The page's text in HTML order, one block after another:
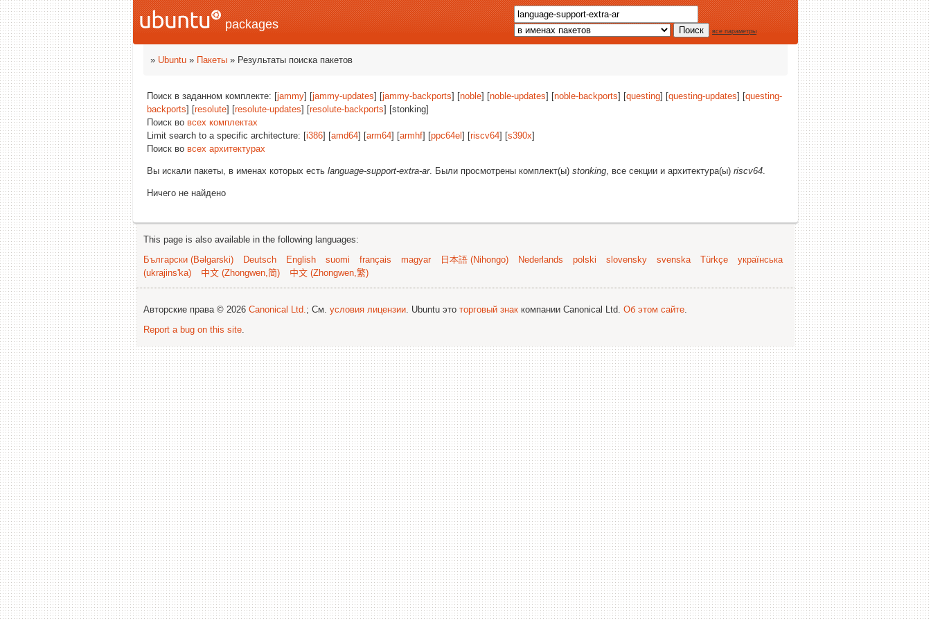
packages все параметры
» Ubuntu » Пакеты » Результаты поиска пакетов
Поиск в заданном комплекте: [jammy] [jammy-updates] [jammy-backports] [noble] [noble-updates] [noble-backports] [questing] [questing-updates] [questing-
backports] [resolute] [resolute-updates] [resolute-backports] [stonking]
Поиск во всех комплектах
Limit search to a specific architecture: [i386] [amd64] [arm64] [armhf] [ppc64el ] [riscv64] [s390x]
Поиск во всех архитектурах
Вы искали пакеты, в именах которых есть language-support-extra-ar. Были просмотрены комплект(ы) stonking, все секции и архитектура(ы) riscv64.
Ничего не найдено
This page is also available in the following languages:
Български (Bəlgarski)
Deutsch English suomi français magyar 日本語 (Nihongo) Nederlands polski slovensky svenska Türkçe
українська
(ukrajins'ka)
中文 (Zhongwen,简) 中文 (Zhongwen,繁)
Авторские права © 2026 Canonical Ltd.; См. условия лицензии. Ubuntu это торговый знак компании Canonical Ltd. Об этом сайте.
Report a bug on this site.